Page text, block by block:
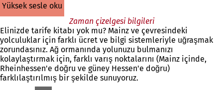
yüksek sesle oku
Zaman çizelgesi bilgileri
Elinizde tarife kitabı yok mu? Mainz ve çevresindeki
yolculuklar için farklı ücret ve bilgi sistemleriyle uğraşmak
zorundasınız. Ağ ormanında yolunuzu bulmanızı
kolaylaştırmak için, farklı varış noktalarını (Mainz içinde,
Rheinhessen'e doğru ve güney Hessen'e doğru)
farklılaştırılmış bir şekilde sunuyoruz.